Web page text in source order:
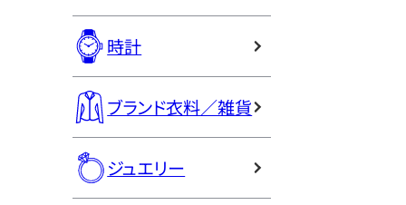
時計
ブランド衣料／雑貨
ジュエリー